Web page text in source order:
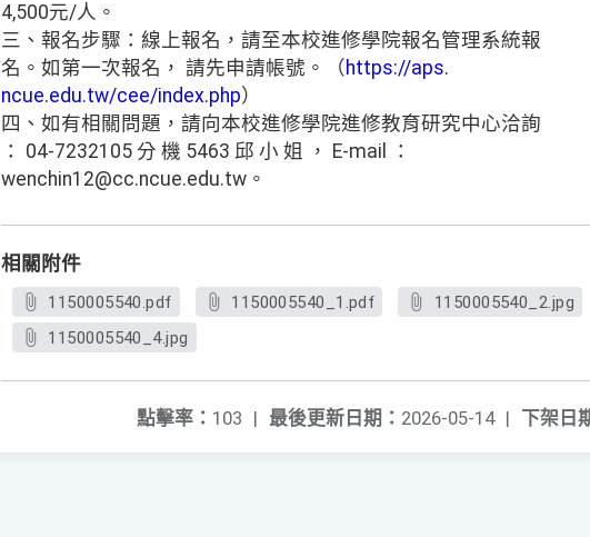
4,500元/人。
三、報名步驟：線上報名，請至本校進修學院報名管理系統報
名。如第一次報名， 請先申請帳號。（ https://aps.
ncue.edu.tw/cee/index.php）
四、如有相關問題，請向本校進修學院進修教育研究中心洽詢
： 04-7232105 分 機 5463 邱 小 姐 ， E-mail ：
wenchin12@cc.ncue.edu.tw。
相關附件
1150005540.pdf 1150005540_1.pdf 1150005540_2.jpg
1150005540_4.jpg
下架日
最後更新日期： 2026-05-14 |
點擊率： 103 |